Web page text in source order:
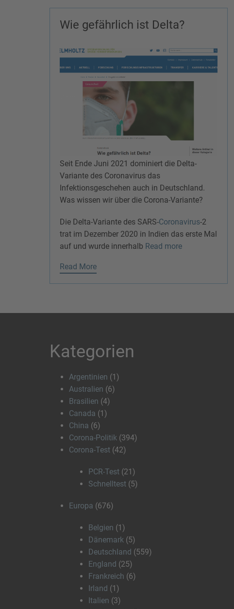
Wie gefährlich ist Delta?
Seit Ende Juni 2021 dominiert die Delta-
Variante des Coronavirus das
Infektionsgeschehen auch in Deutschland.
Was wissen wir über die Corona-Variante?
Die Delta-Variante des SARS-Coronavirus-2
trat im Dezember 2020 in Indien das erste Mal
auf und wurde innerhalb Read more
Read More
Kategorien
Argentinien (1)
Australien (6)
Brasilien (4)
Canada (1)
China (6)
Corona-Politik (394)
Corona-Test (42)
PCR-Test (21)
Schnelltest (5)
Europa (676)
Belgien (1)
Dänemark (5)
Deutschland (559)
England (25)
Frankreich (6)
Irland (1)
Italien (3)